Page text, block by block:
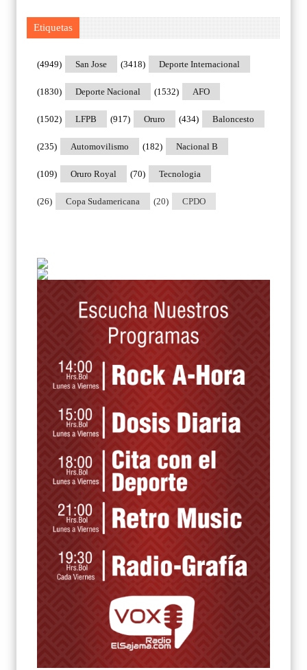
Etiquetas
San Jose
(4949) Deporte Internacional
(3418)
Deporte Nacional
(1830) AFO
(1532)
LFPB
(1502) Oruro
(917) Baloncesto
(434)
Automovilismo
(235) Nacional B
(182)
Oruro Royal
(109) Tecnologia
(70)
Copa Sudamericana
(26) CPDO
(20)